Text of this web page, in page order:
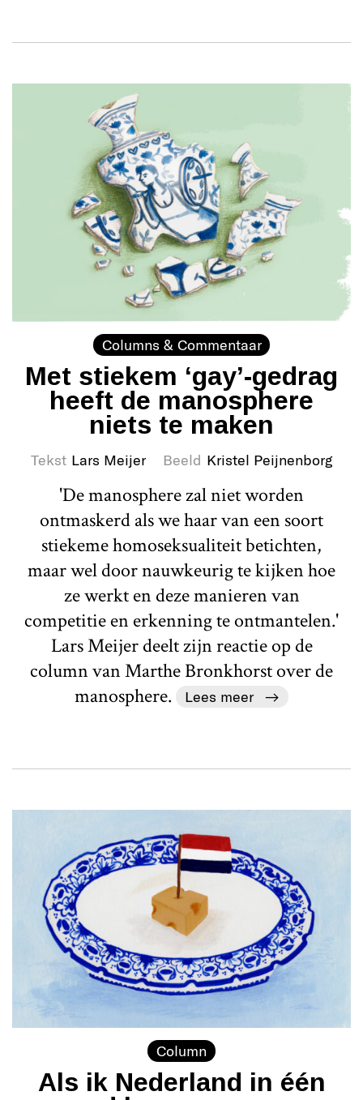
Columns & Commentaar
Met stiekem ‘gay’-gedrag
heeft de manosphere
niets te maken
Tekst Lars Meijer Beeld Kristel Peijnenborg
'De manosphere zal niet worden
ontmaskerd als we haar van een soort
stiekeme homoseksualiteit betichten,
maar wel door nauwkeurig te kijken hoe
ze werkt en deze manieren van
competitie en erkenning te ontmantelen.'
Lars Meijer deelt zijn reactie op de
column van Marthe Bronkhorst over de
manosphere.
Lees meer
Column
Als ik Nederland in één